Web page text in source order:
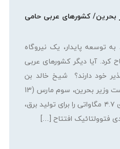
بحرین/ کشورهای عربی حامی
توسعه پایدار، یک نیروگاه
افتتاح کرد. آیا دیگر کشورهای عربی
خود دارند؟ شیخ خالد بن
عبدالله آل خلیفه معاون نخست وزیر بحرین، سوم مارس (13
اسفند) یک نیروگاه خورشیدی ۴.۷ مگاواتی را برای تولید برق،
فتوولتائیک افتتاح […]